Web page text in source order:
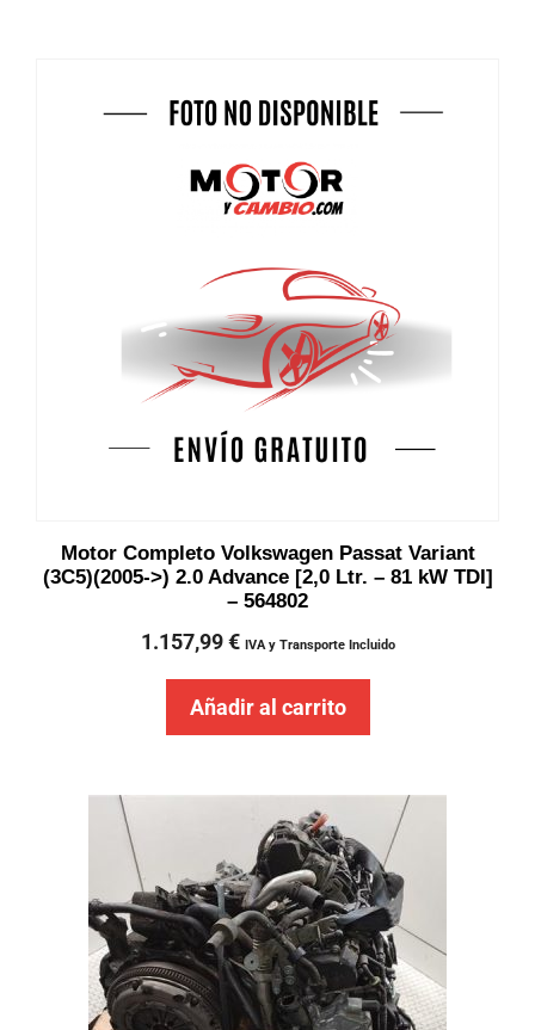
Motor Completo Volkswagen Passat Variant
(3C5)(2005->) 2.0 Advance [2,0 Ltr. – 81 kW TDI]
– 564802
1.157,99€ IVA y Transporte Incluido
Añadir al carrito